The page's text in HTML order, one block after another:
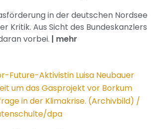
in der deutschen Nordsee
Kritik. Aus Sicht des Bundeskanzlers
vorbei. | mehr